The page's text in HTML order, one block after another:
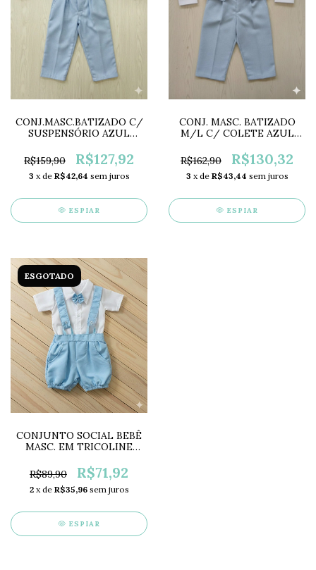
CONJ.MASC.BATIZADO C/
SUSPENSÓRIO AZUL
R$159,90
R$127,92
3 x de R$42,64 sem juros
ESPIAR
CONJ. MASC. BATIZADO
M/L C/ COLETE AZUL
R$162,90
R$130,32
3 x de R$43,44 sem juros
ESPIAR
ESGOTADO
CONJUNTO SOCIAL BEBÊ
MASC. EM TRICOLINE
R$89,90
R$71,92
2 x de R$35,96 sem juros
ESPIAR